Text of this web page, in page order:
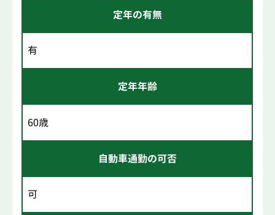
定年の有無
有
定年年齢
60歳
自動車通勤の可否
可